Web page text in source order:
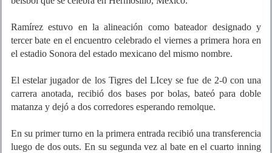
Ramírez estuvo en la alineación como bateador designado y
tercer bate en el encuentro celebrado el viernes a primera hora en
el estadio Sonora del estado mexicano del mismo nombre.
El estelar jugador de los Tigres del LIcey se fue de 2-0 con una
carrera anotada, recibió dos bases por bolas, bateó para doble
matanza y dejó a dos corredores esperando remolque.
En su primer turno en la primera entrada recibió una transferencia
luego de dos outs. En su segunda vez al bate en el cuarto inning